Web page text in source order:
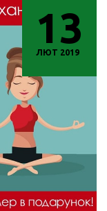
13
ЛЮТ 2019